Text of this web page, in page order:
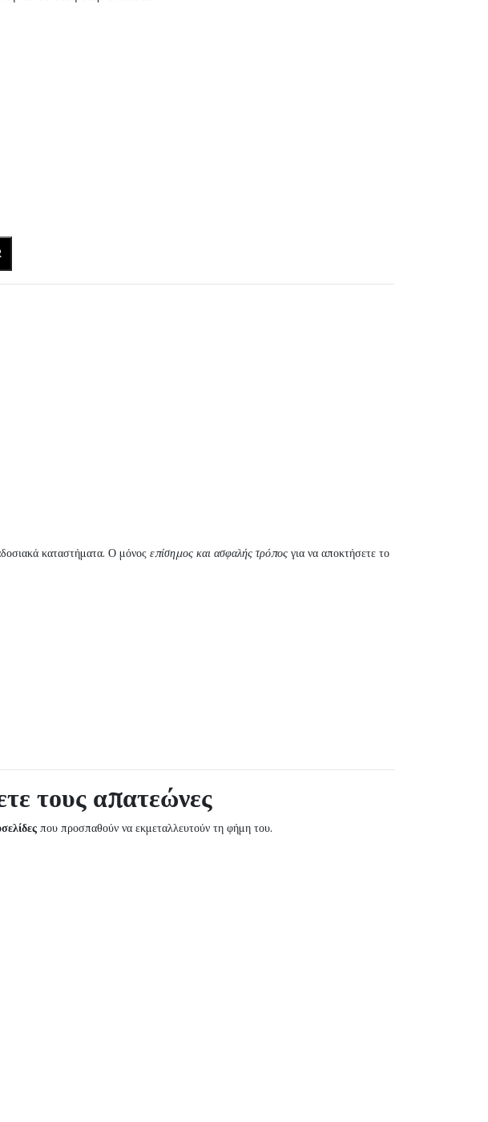
καταστήματα. Ο μόνος επίσημος και ασφαλής τρόπος για να αποκτήσετε το
τους απατεώνες
που προσπαθούν να εκμεταλλευτούν τη φήμη του.